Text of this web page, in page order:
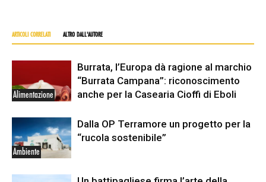
ARTICOLI CORRELATI ALTRO DALL'AUTORE
Alimentazione
Burrata, l’Europa dà ragione al marchio
“Burrata Campana”: riconoscimento
anche per la Casearia Cioffi di Eboli
Ambiente
Dalla OP Terramore un progetto per la
“rucola sostenibile”